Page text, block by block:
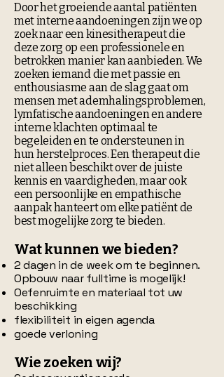
Door het groeiende aantal patiënten
met interne aandoeningen zijn we op
zoek naar een kinesitherapeut die
deze zorg op een professionele en
betrokken manier kan aanbieden. We
zoeken iemand die met passie en
enthousiasme aan de slag gaat om
mensen met ademhalingsproblemen,
lymfatische aandoeningen en andere
interne klachten optimaal te
begeleiden en te ondersteunen in
hun herstelproces. Een therapeut die
niet alleen beschikt over de juiste
kennis en vaardigheden, maar ook
een persoonlijke en empathische
aanpak hanteert om elke patiënt de
best mogelijke zorg te bieden.
Wat kunnen we bieden?
2 dagen in de week om te beginnen.
Opbouw naar fulltime is mogelijk!
Oefenruimte en materiaal tot uw
beschikking
flexibiliteit in eigen agenda
goede verloning
Wie zoeken wij?